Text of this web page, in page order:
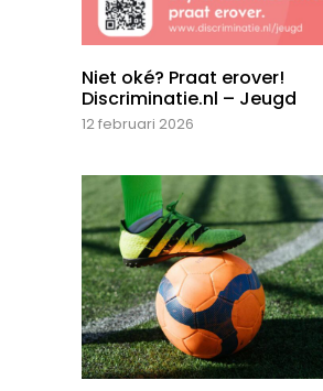
Niet oké? Praat erover!
Discriminatie.nl – Jeugd
12 februari 2026